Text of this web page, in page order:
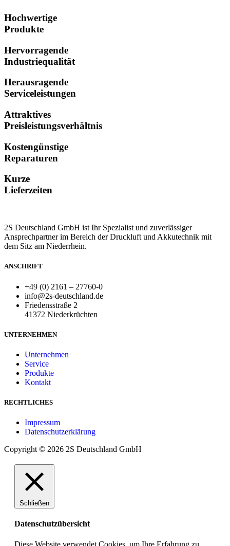
Hochwertige
Produkte
Hervorragende
Industriequalität
Herausragende
Serviceleistungen
Attraktives
Preisleistungsverhältnis
Kostengünstige
Reparaturen
Kurze
Lieferzeiten
2S Deutschland GmbH ist Ihr Spezialist und zuverlässiger
Ansprechpartner im Bereich der Druckluft und Akkutechnik mit
dem Sitz am Niederrhein.
ANSCHRIFT
+49 (0) 2161 – 27760-0
info@2s-deutschland.de
Friedensstraße 2
41372 Niederkrüchten
UNTERNEHMEN
Unternehmen
Service
Produkte
Kontakt
RECHTLICHES
Impressum
Datenschutzerklärung
Copyright © 2026 2S Deutschland GmbH
Schließen
Datenschutzübersicht
Diese Website verwendet Cookies, um Ihre Erfahrung zu